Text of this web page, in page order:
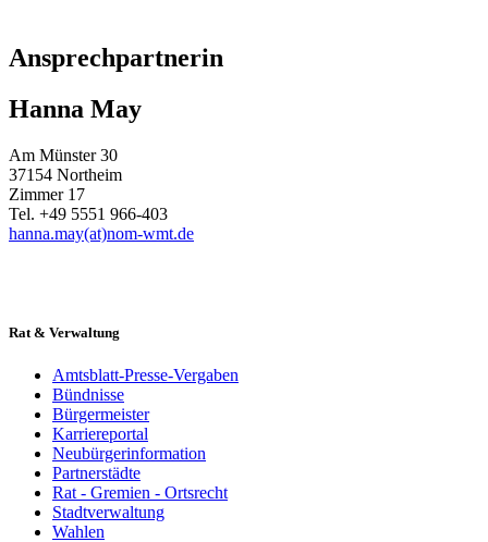
Ansprechpartnerin
Hanna May
Am Münster 30
37154 Northeim
Zimmer 17
Tel. +49 5551 966-403
hanna.may(at)nom-wmt.de
Rat & Verwaltung
Amtsblatt-Presse-Vergaben
Bündnisse
Bürgermeister
Karriereportal
Neubürgerinformation
Partnerstädte
Rat - Gremien - Ortsrecht
Stadtverwaltung
Wahlen